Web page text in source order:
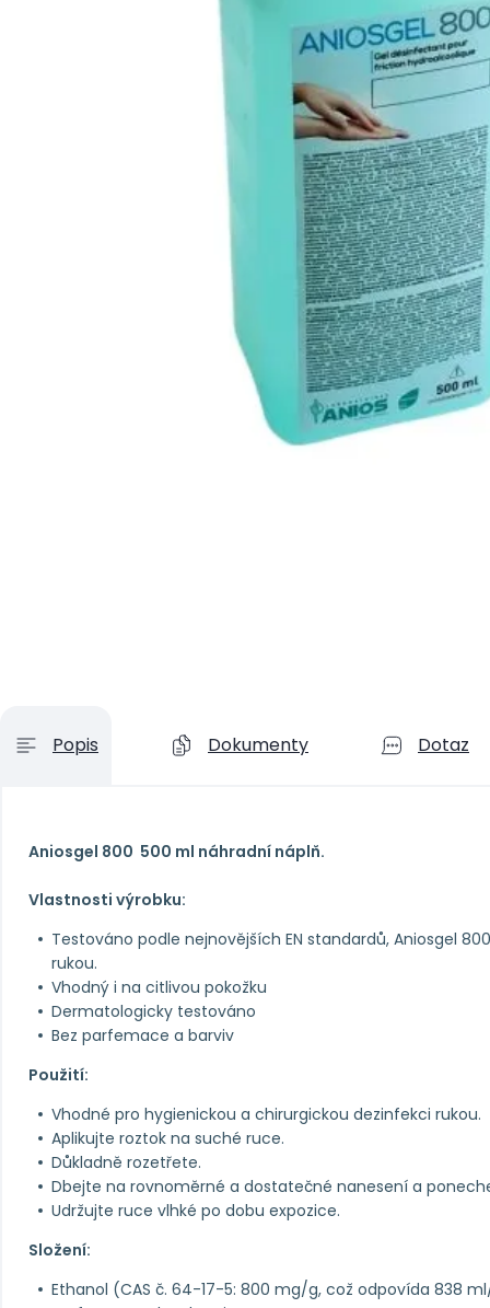
Popis Dokumenty Dotaz
Aniosgel 800 500 ml náhradní náplň.
Vlastnosti výrobku:
Testováno podle nejnovějších EN standardů, Aniosgel
rukou.
Vhodný i na citlivou pokožku
Dermatologicky testováno
Bez parfemace a barviv
Použití:
Vhodné pro hygienickou a chirurgickou dezinfekci rukou.
Aplikujte roztok na suché ruce.
Důkladně rozetřete.
Dbejte na rovnoměrné a dostatečné nanesení a
Udržujte ruce vlhké po dobu expozice.
Složení:
Ethanol (CAS č. 64-17-5: 800 mg/g, což odpovída 838